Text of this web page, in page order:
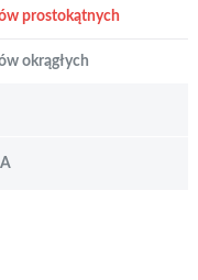
prostokątnych
okrągłych